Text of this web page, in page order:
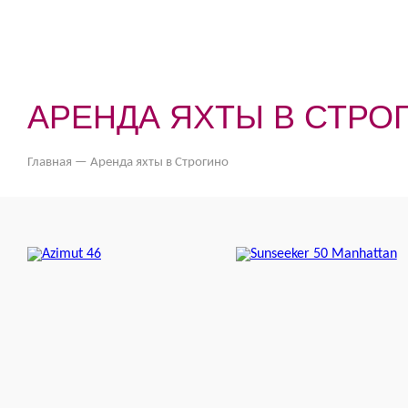
АРЕНДА ЯХТЫ В
Главная — Аренда яхты в Строгино